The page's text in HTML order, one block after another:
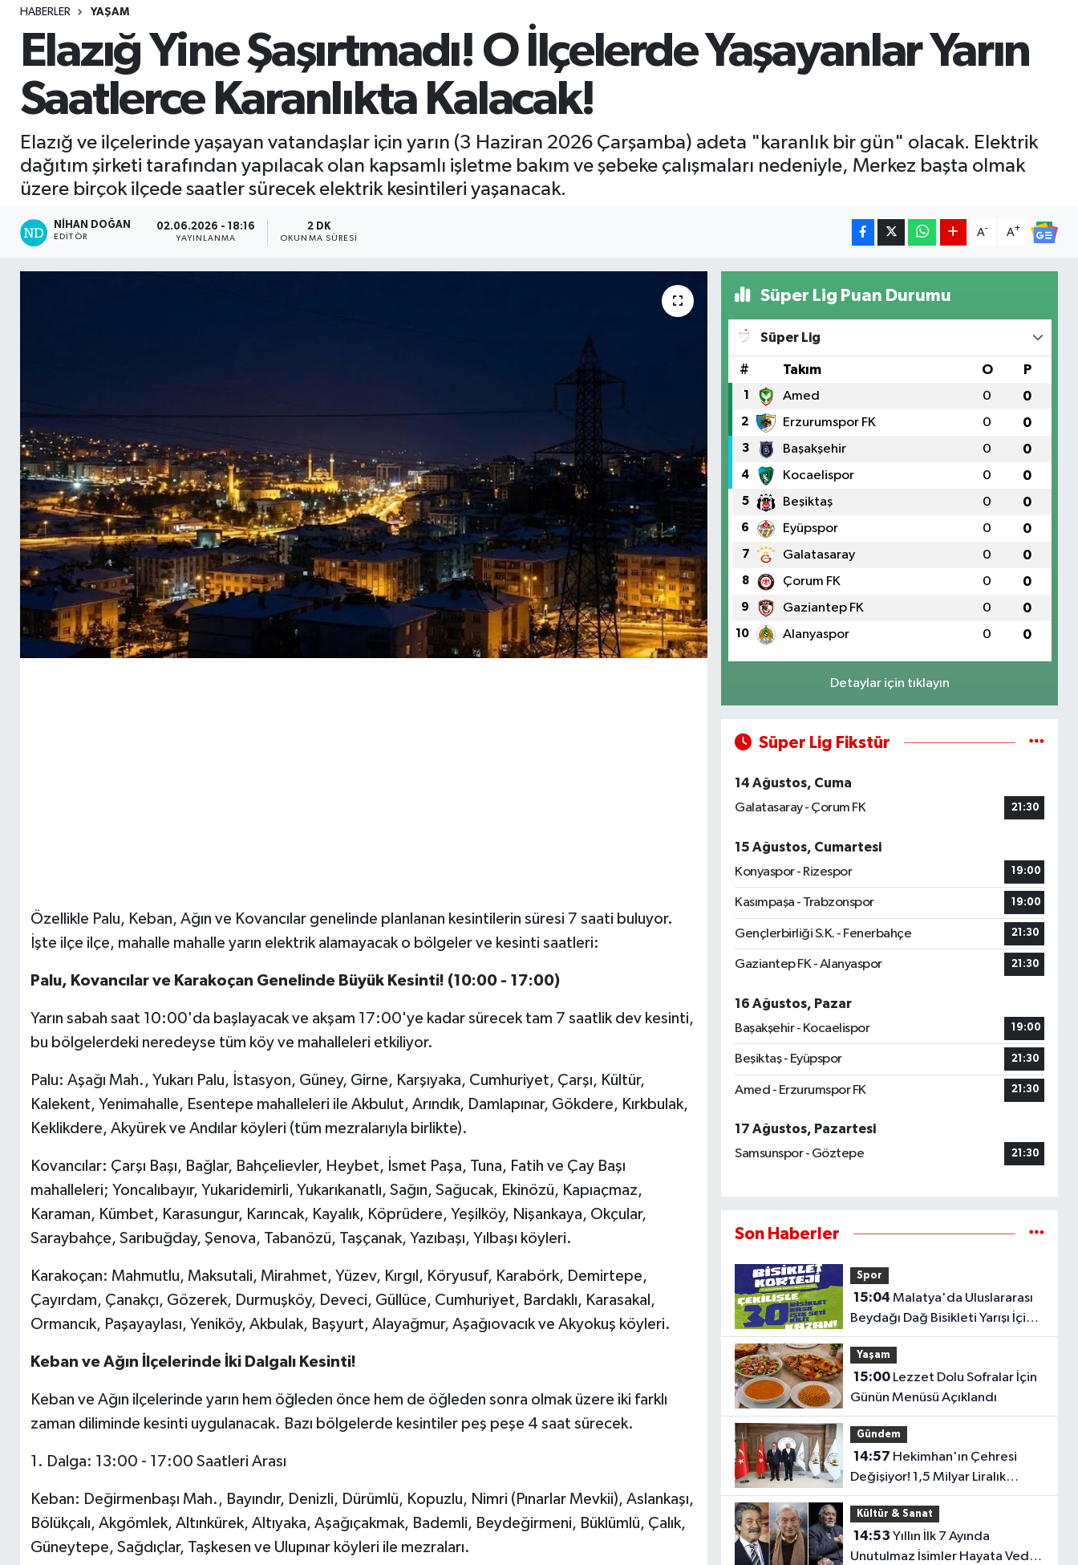
HABERLER YAŞAM
Elazığ Yine Şaşırtmadı! O İlçelerde Yaşayanlar Yarın
Saatlerce Karanlıkta Kalacak!
Elazığ ve ilçelerinde yaşayan vatandaşlar için yarın (3 Haziran 2026 Çarşamba) adeta "karanlık bir gün" olacak. Elektrik
dağıtım şirketi tarafından yapılacak olan kapsamlı işletme bakım ve şebeke çalışmaları nedeniyle, Merkez başta olmak
üzere birçok ilçede saatler sürecek elektrik kesintileri yaşanacak.
NIHAN DOĞAN
EDITÖR
02.06.2026 - 18:16
YAYINLANMA
2 DK
OKUNMA SÜRESI
A- A+
Özellikle Palu, Keban, Ağın ve Kovancılar genelinde planlanan kesintilerin süresi 7 saati buluyor.
İşte ilçe ilçe, mahalle mahalle yarın elektrik alamayacak o bölgeler ve kesinti saatleri:
Palu, Kovancılar ve Karakoçan Genelinde Büyük Kesinti! (10:00 - 17:00)
Yarın sabah saat 10:00'da başlayacak ve akşam 17:00'ye kadar sürecek tam 7 saatlik dev kesinti,
bu bölgelerdeki neredeyse tüm köy ve mahalleleri etkiliyor.
Palu: Aşağı Mah., Yukarı Palu, İstasyon, Güney, Girne, Karşıyaka, Cumhuriyet, Çarşı, Kültür,
Kalekent, Yenimahalle, Esentepe mahalleleri ile Akbulut, Arındık, Damlapınar, Gökdere, Kırkbulak,
Keklikdere, Akyürek ve Andılar köyleri (tüm mezralarıyla birlikte).
Kovancılar: Çarşı Başı, Bağlar, Bahçelievler, Heybet, İsmet Paşa, Tuna, Fatih ve Çay Başı
mahalleleri; Yoncalıbayır, Yukaridemirli, Yukarıkanatlı, Sağın, Sağucak, Ekinözü, Kapıaçmaz,
Karaman, Kümbet, Karasungur, Karıncak, Kayalık, Köprüdere, Yeşilköy, Nişankaya, Okçular,
Saraybahçe, Sarıbuğday, Şenova, Tabanözü, Taşçanak, Yazıbaşı, Yılbaşı köyleri.
Karakoçan: Mahmutlu, Maksutali, Mirahmet, Yüzev, Kırgıl, Köryusuf, Karabörk, Demirtepe,
Çayırdam, Çanakçı, Gözerek, Durmuşköy, Deveci, Güllüce, Cumhuriyet, Bardaklı, Karasakal,
Ormancık, Paşayaylası, Yeniköy, Akbulak, Başyurt, Alayağmur, Aşağıovacık ve Akyokuş köyleri.
Keban ve Ağın İlçelerinde İki Dalgalı Kesinti!
Keban ve Ağın ilçelerinde yarın hem öğleden önce hem de öğleden sonra olmak üzere iki farklı
zaman diliminde kesinti uygulanacak. Bazı bölgelerde kesintiler peş peşe 4 saat sürecek.
1. Dalga: 13:00 - 17:00 Saatleri Arası
Keban: Değirmenbaşı Mah., Bayındır, Denizli, Dürümlü, Kopuzlu, Nimri (Pınarlar Mevkii), Aslankaşı,
Bölükçalı, Akgömlek, Altınkürek, Altıyaka, Aşağıçakmak, Bademli, Beydeğirmeni, Büklümlü, Çalık,
Güneytepe, Sağdıçlar, Taşkesen ve Ulupınar köyleri ile mezraları.
Süper Lig Puan Durumu
Süper Lig
# Takım O P
1 Amed 0 0
2 Erzurumspor FK 0 0
3 Başakşehir 0 0
4 Kocaelispor 0 0
5 Beşiktaş 0 0
6 Eyüpspor 0 0
7 Galatasaray 0 0
8 Çorum FK 0 0
9 Gaziantep FK 0 0
10 Alanyaspor 0 0
Detaylar için tıklayın
Süper Lig Fikstür
14 Ağustos, Cuma
Galatasaray - Çorum FK
21:30
15 Ağustos, Cumartesi
Konyaspor - Rizespor
19:00
Kasımpaşa - Trabzonspor 19:00
Gençlerbirliği S.K. - Fenerbahçe 21:30
Gaziantep FK - Alanyaspor 21:30
16 Ağustos, Pazar
Başakşehir - Kocaelispor
19:00
Beşiktaş - Eyüpspor 21:30
Amed - Erzurumspor FK 21:30
17 Ağustos, Pazartesi
Samsunspor - Göztepe
21:30
Son Haberler
Spor
15:04
Beydağı Dağ Bisikleti Yarışı İçin
Kortej Sürüşü Düzenlenecek
Yaşam
15:00Lezzet Dolu Sofralar İçin
Günün Menüsü Açıklandı
Gündem
14:57
Değişiyor! 1,5 Milyar Liralık
Yatırımın Detayları Açıklandı
Kültür & Sanat
14:53
Unutulmaz İsimler Hayata Veda
Seri İlan
Siyaset
Spor
Yaşam